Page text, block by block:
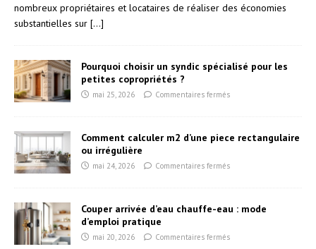
nombreux propriétaires et locataires de réaliser des économies
substantielles sur […]
Pourquoi choisir un syndic spécialisé pour les
petites copropriétés ?
mai 25, 2026 Commentaires fermés
Comment calculer m2 d’une piece rectangulaire
ou irrégulière
mai 24, 2026 Commentaires fermés
Couper arrivée d’eau chauffe-eau : mode
d’emploi pratique
mai 20, 2026 Commentaires fermés